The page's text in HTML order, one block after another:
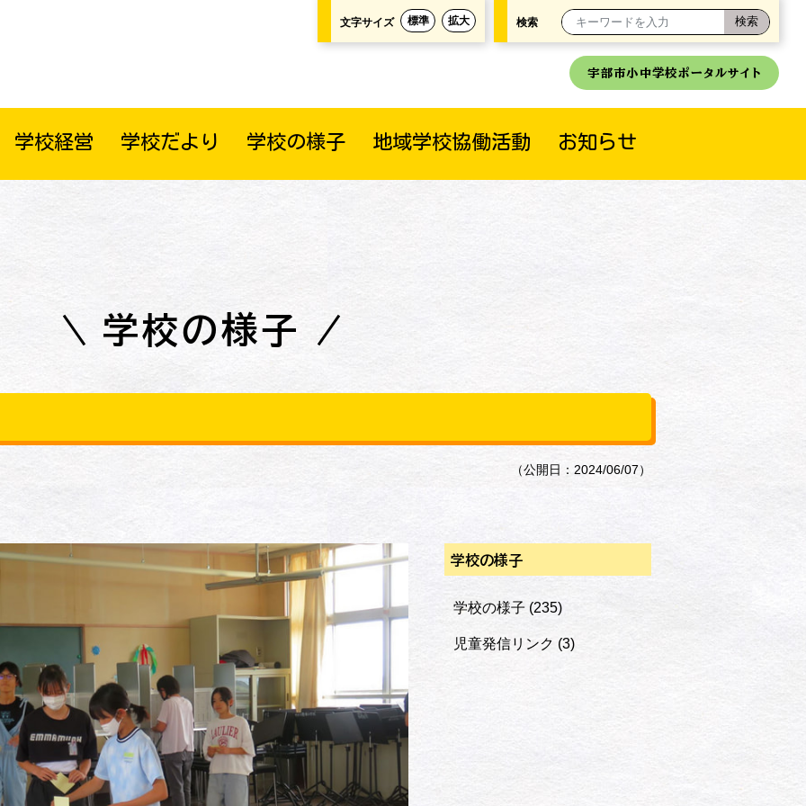
文字サイズ 標準 拡大 検索
宇部市小中学校ポータルサイト
学校経営 学校だより 学校の様子 地域学校協働活動 お知らせ
学校の様子
（公開日：2024/06/07）
学校の様子
学校の様子 (235)
児童発信リンク (3)